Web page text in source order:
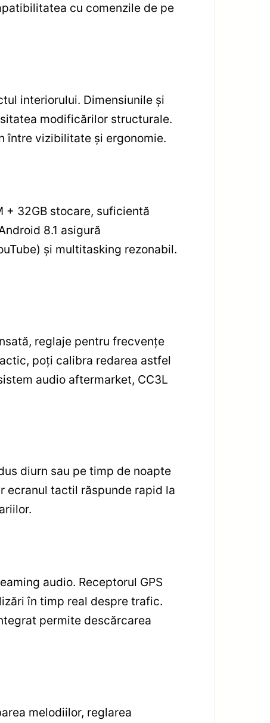
cu comenzile de pe
interiorului. Dimensiunile și
modificărilor structurale.
între vizibilitate și ergonomie.
+ 32GB stocare, suficientă
8.1 asigură
și multitasking rezonabil.
reglaje pentru frecvențe
poți calibra redarea astfel
audio aftermarket, CC3L
diurn sau pe timp de noapte
ecranul tactil răspunde rapid la
audio. Receptorul GPS
în timp real despre trafic.
permite descărcarea
melodiilor, reglarea